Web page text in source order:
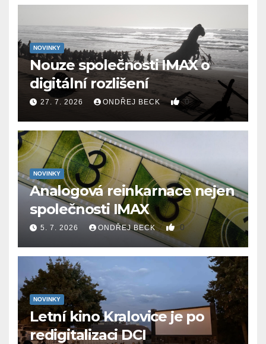
NOVINKY
Nouze společnosti IMAX o
digitální rozlišení
27. 7. 2026 ONDŘEJ BECK 0
NOVINKY
Analogová reinkarnace nejen
společnosti IMAX
5. 7. 2026 ONDŘEJ BECK 0
NOVINKY
Letní kino Kralovice je po
redigitalizaci DCI